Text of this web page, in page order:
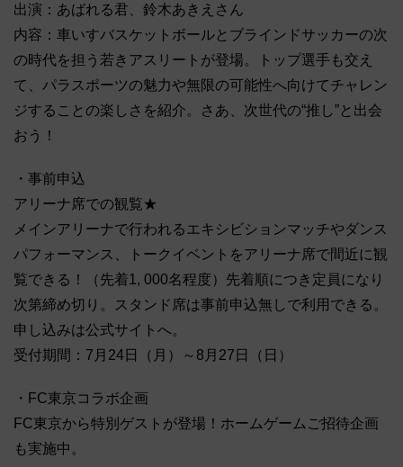
出演：あばれる君、鈴木あきえさん
内容：車いすバスケットボールとブラインドサッカーの次
の時代を担う若きアスリートが登場。トップ選手も交え
て、パラスポーツの魅力や無限の可能性へ向けてチャレン
ジすることの楽しさを紹介。さあ、次世代の“推し”と出会
おう！
・事前申込
アリーナ席での観覧★
メインアリーナで行われるエキシビションマッチやダンス
パフォーマンス、トークイベントをアリーナ席で間近に観
覧できる！（先着1, 000名程度）先着順につき定員になり
次第締め切り。スタンド席は事前申込無しで利用できる。
申し込みは公式サイトへ。
受付期間：7月24日（月）～8月27日（日）
・FC東京コラボ企画
FC東京から特別ゲストが登場！ホームゲームご招待企画
も実施中。